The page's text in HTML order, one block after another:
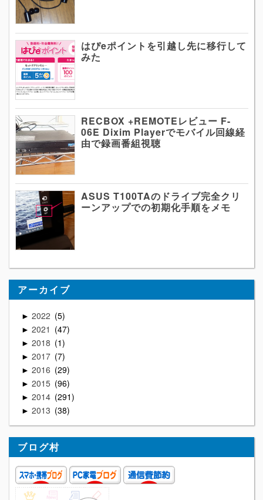
はぴeポイントを引越し先に移行して
みた
RECBOX +REMOTEレビュー F-
06E Dixim Playerでモバイル回線経
由で録画番組視聴
ASUS T100TAのドライブ完全クリ
ーンアップでの初期化手順をメモ
アーカイブ
► 2022 5
► 2021 47
► 2018 1
► 2017 7
► 2016 29
► 2015 96
► 2014 291
► 2013 38
ブログ村